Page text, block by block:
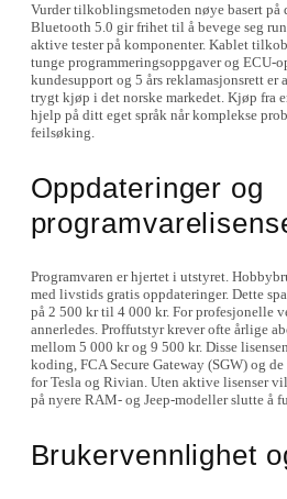
Vurder tilkoblingsmetoden nøye basert på
Bluetooth 5.0 gir frihet til å bevege seg
aktive tester på komponenter. Kablet
tunge programmeringsoppgaver og ECU-
kundesupport og 5 års reklamasjonsrett er
trygt kjøp i det norske markedet. Kjøp fra
hjelp på ditt eget språk når komplekse
feilsøking.
Oppdateringer og
Programvaren er hjertet i utstyret.
med livstids gratis oppdateringer. Dette
på 2 500 kr til 4 000 kr. For profesjonelle
annerledes. Proffutstyr krever ofte årlige
mellom 5 000 kr og 9 500 kr. Disse
koding, FCA Secure Gateway (SGW) og
for Tesla og Rivian. Uten aktive lisenser
på nyere RAM- og Jeep-modeller slutte å
Brukervennlighet